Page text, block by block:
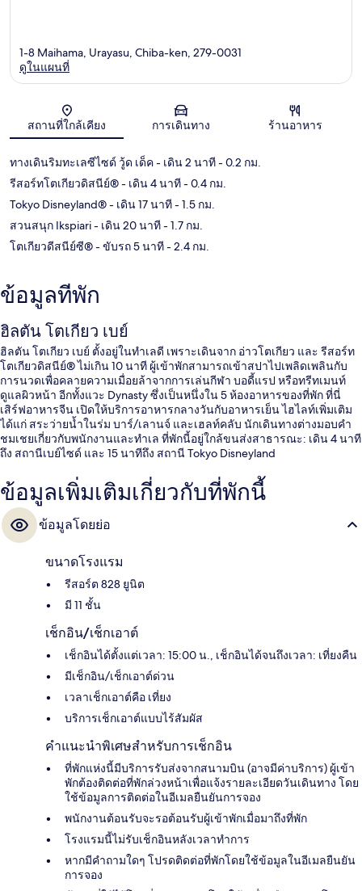
แผนที่
1-8 Maihama, Urayasu, Chiba-ken, 279-0031
ดูในแผนที่
สถานที่ใกล้เคียง การเดินทาง ร้านอาหาร
ทางเดินริมทะเลซีไซด์ วู้ด เด็ค- เดิน 2 นาที- 0.2 กม.
รีสอร์ทโตเกียวดิสนีย์®- เดิน 4 นาที- 0.4 กม.
Tokyo Disneyland®- เดิน 17 นาที- 1.5 กม.
สวนสนุก Ikspiari- เดิน 20 นาที- 1.7 กม.
โตเกียวดีสนีย์ซี®- ขับรถ 5 นาที- 2.4 กม.
ข้อมูลที่พัก
ฮิลตัน โตเกียว เบย์
ฮิลตัน โตเกียว เบย์ ตั้งอยู่ในทำเลดี เพราะเดินจาก อ่าวโตเกียว และ รีสอร์ท
โตเกียวดิสนีย์® ไม่เกิน 10 นาที ผู้เข้าพักสามารถเข้าสปาไปเพลิดเพลินกับ
การนวดเพื่อคลายความเมื่อยล้าจากการเล่นกีฬา บอดี้แรป หรือทรีทเมนท์
ดูแลผิวหน้า อีกทั้งแวะ Dynasty ซึ่งเป็นหนึ่งใน 5 ห้องอาหารของที่พัก ที่นี่
เสิร์ฟอาหารจีน เปิดให้บริการอาหารกลางวันกับอาหารเย็น ไฮไลท์เพิ่มเติม
ได้แก่ สระว่ายน้ำในร่ม บาร์/เลานจ์ และเฮลท์คลับ นักเดินทางต่างมอบคำ
ชมเชยเกี่ยวกับพนักงานและทำเล ที่พักนี้อยู่ใกล้ขนส่งสาธารณะ: เดิน 4 นาที
ถึง สถานีเบย์ไซด์ และ 15 นาทีถึง สถานี Tokyo Disneyland
ข้อมูลเพิ่มเติมเกี่ยวกับที่พักนี้
ข้อมูลโดยย่อ
ขนาดโรงแรม
รีสอร์ต 828 ยูนิต
มี 11 ชั้น
เช็กอิน/เช็กเอาต์
เช็กอินได้ตั้งแต่เวลา: 15:00 น., เช็กอินได้จนถึงเวลา: เที่ยงคืน
มีเช็กอิน/เช็กเอาต์ด่วน
เวลาเช็กเอาต์คือ เที่ยง
บริการเช็กเอาต์แบบไร้สัมผัส
คำแนะนำพิเศษสำหรับการเช็กอิน
ที่พักแห่งนี้มีบริการรับส่งจากสนามบิน (อาจมีค่าบริการ) ผู้เข้า
พักต้องติดต่อที่พักล่วงหน้าเพื่อแจ้งรายละเอียดวันเดินทาง โดย
ใช้ข้อมูลการติดต่อในอีเมลยืนยันการจอง
พนักงานต้อนรับจะรอต้อนรับผู้เข้าพักเมื่อมาถึงที่พัก
โรงแรมนี้ไม่รับเช็กอินหลังเวลาทำการ
หากมีคำถามใดๆ โปรดติดต่อที่พักโดยใช้ข้อมูลในอีเมลยืนยัน
การจอง